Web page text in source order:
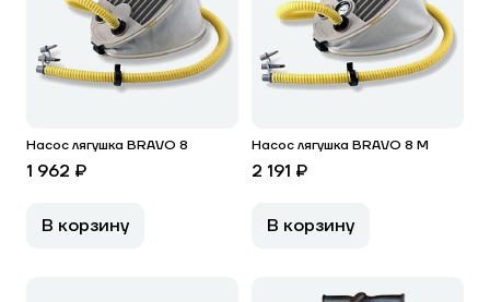
Насос лягушка BRAVO 8
1 962 ₽
В корзину
Насос лягушка BRAVO 8 M
2 191 ₽
В корзину